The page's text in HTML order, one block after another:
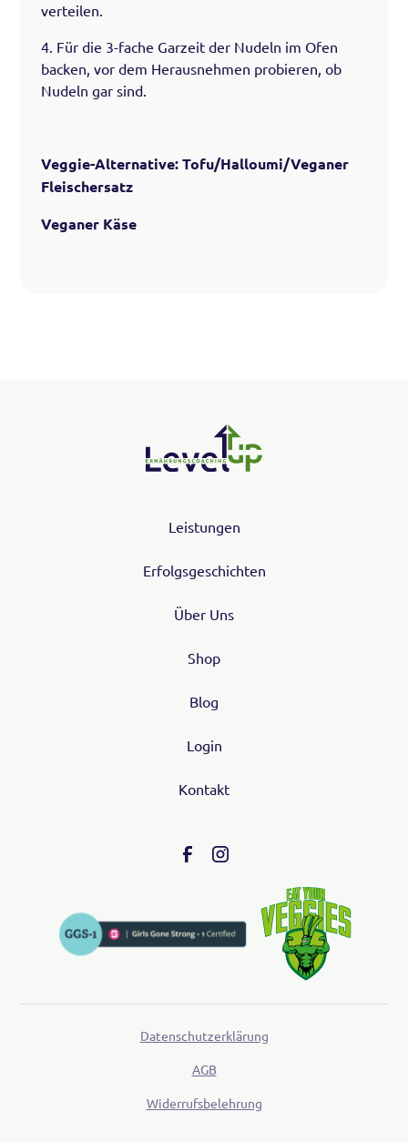
verteilen.
4. Für die 3-fache Garzeit der Nudeln im Ofen
backen, vor dem Herausnehmen probieren, ob
Nudeln gar sind.
Veggie-Alternative: Tofu/Halloumi/Veganer
Fleischersatz
Veganer Käse
Leistungen
Erfolgsgeschichten
Über Uns
Shop
Blog
Login
Kontakt
Datenschutzerklärung
AGB
Widerrufsbelehrung